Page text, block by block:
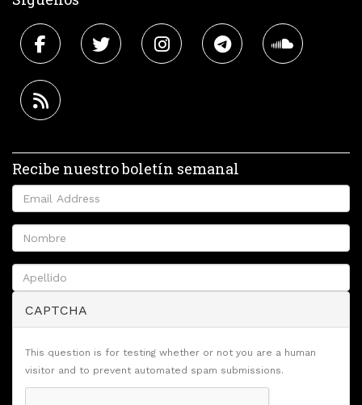
Recibe nuestro boletín semanal
CAPTCHA
This question is for testing whether or not you are a human
visitor and to prevent automated spam submissions.